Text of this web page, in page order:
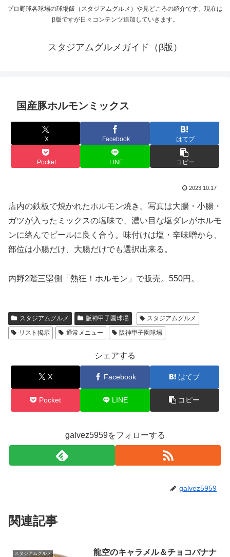
プロ野球各球場の球場飯（スタジアムグルメ）や見どころの紹介です。現在は
β版ですが日々コンテンツ追加していきます。
スタジアムグルメガイド（β版）
国産豚ホルモンミックス
X Facebook はてブ
Pocket LINE コピー
2023.10.17
店内の鉄板で焼かれたホルモン焼き。写真は大腸・小腸・
ガツが入ったミックスの塩味で、濃い目な塩ダレがホルモ
ンに絡んでビールに良く合う。味付けは塩・辛味噌から、
部位は小腸だけ、大腸だけでも選択出来る。
内野2階三塁側「熱狂！ホルモン」で販売。550円。
スタジアムグルメ 阪神甲子園球場
スタジアムグルメ
リスト掲示
通常メニュー 阪神甲子園球場
シェアする
X Facebook はてブ
Pocket LINE コピー
galvez5959をフォローする
galvez5959
関連記事
スタジアムグルメ
龍空のキャラメル＆チョコバナナ